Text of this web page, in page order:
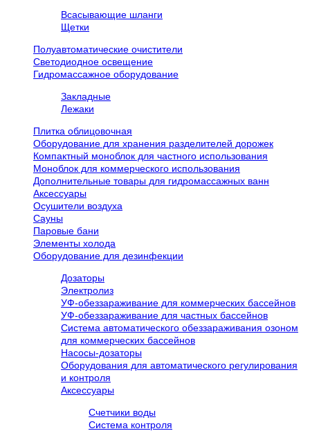
Всасывающие шланги
Щетки
Полуавтоматические очистители
Светодиодное освещение
Гидромассажное оборудование
Закладные
Лежаки
Плитка облицовочная
Оборудование для хранения разделителей дорожек
Компактный моноблок для частного использования
Моноблок для коммерческого использования
Дополнительные товары для гидромассажных ванн
Аксессуары
Осушители воздуха
Сауны
Паровые бани
Элементы холода
Оборудование для дезинфекции
Дозаторы
Электролиз
УФ-обеззараживание для коммерческих бассейнов
УФ-обеззараживание для частных бассейнов
Система автоматического обеззараживания озоном
для коммерческих бассейнов
Насосы-дозаторы
Оборудования для автоматического регулирования
и контроля
Аксессуары
Счетчики воды
Система контроля